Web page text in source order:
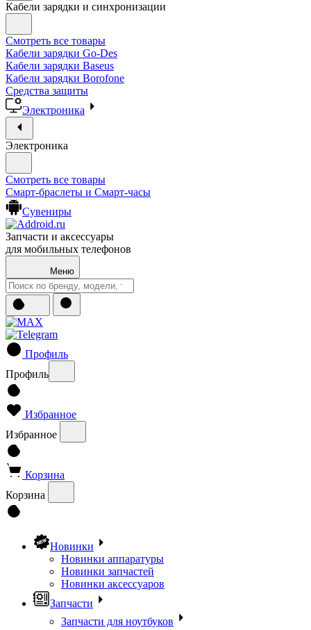
Кабели зарядки и синхронизации
Смотреть все товары
Кабели зарядки Go-Des
Кабели зарядки Baseus
Кабели зарядки Borofone
Средства защиты
Электроника
Электроника
Смотреть все товары
Смарт-браслеты и Смарт-часы
Сувениры
Запчасти и аксессуары
для мобильных телефонов
Меню
Профиль
Профиль
Избранное
Избранное
Корзина
Корзина
Новинки
Новинки аппаратуры
Новинки запчастей
Новинки аксессуаров
Запчасти
Запчасти для ноутбуков